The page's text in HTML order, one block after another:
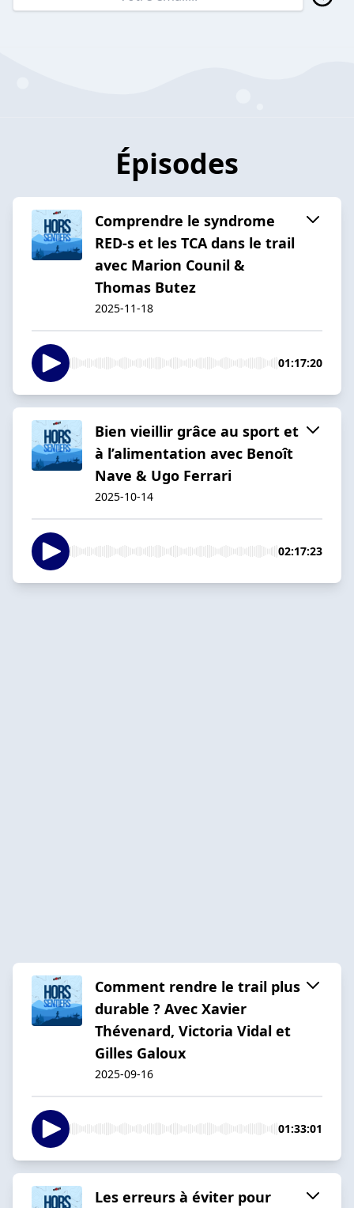
Épisodes
Comprendre le syndrome
RED-s et les TCA dans le trail
avec Marion Counil &
Thomas Butez
2025-11-18
01:17:20
Bien vieillir grâce au sport et
à l’alimentation avec Benoît
Nave & Ugo Ferrari
2025-10-14
02:17:23
Comment rendre le trail plus
durable ? Avec Xavier
Thévenard, Victoria Vidal et
Gilles Galoux
2025-09-16
01:33:01
Les erreurs à éviter pour